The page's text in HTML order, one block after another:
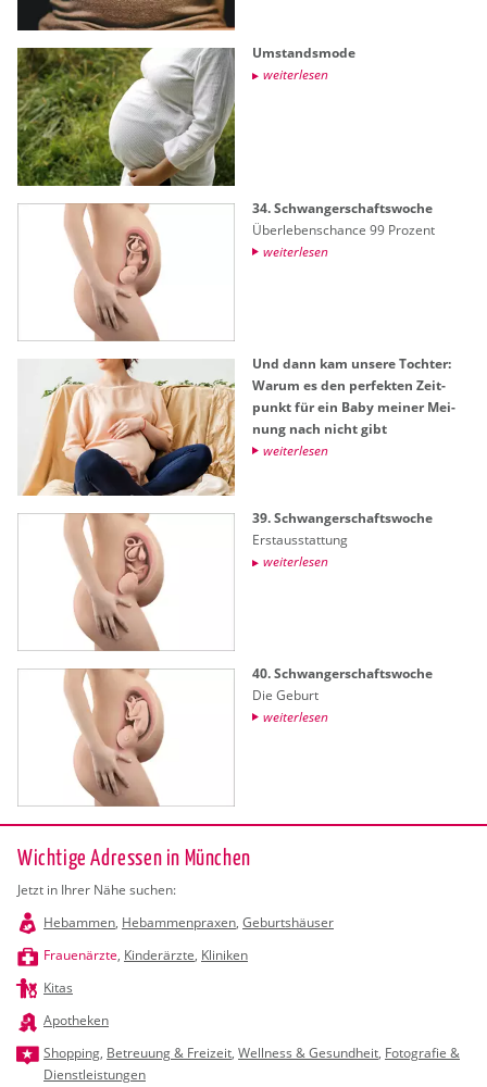
Um­stands­mo­de
wei­ter­le­sen
34. Schwan­ger­schafts­wo­che
Über­le­bens­chan­ce 99 Pro­zent
wei­ter­le­sen
Und dann kam un­se­re Toch­ter:
Warum es den per­fek­ten Zeit­
punkt für ein Baby mei­ner Mei­
nung nach nicht gibt
wei­ter­le­sen
39. Schwan­ger­schafts­wo­che
Erst­aus­stat­tung
wei­ter­le­sen
40. Schwan­ger­schafts­wo­che
Die Ge­burt
wei­ter­le­sen
Wichtige Adressen in München
Jetzt in Ihrer Nähe suchen:
Hebammen, Hebammenpraxen, Geburtshäuser
Frauenärzte, Kinderärzte, Kliniken
Kitas
Apotheken
Shopping, Betreuung & Freizeit, Wellness & Gesundheit, Fotografie &
Dienstleistungen